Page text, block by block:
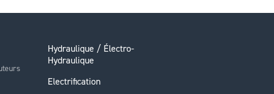
Hydraulique / Électro-
Hydraulique
Electrification